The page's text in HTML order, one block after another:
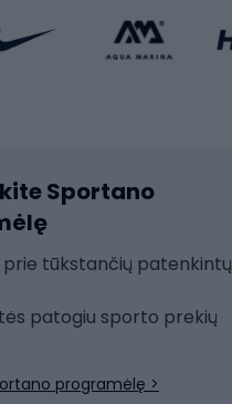
avalynė
aksesuarai
Sportano
prie tūkstančių patenkintų
patogiu sporto prekių
programėlę >